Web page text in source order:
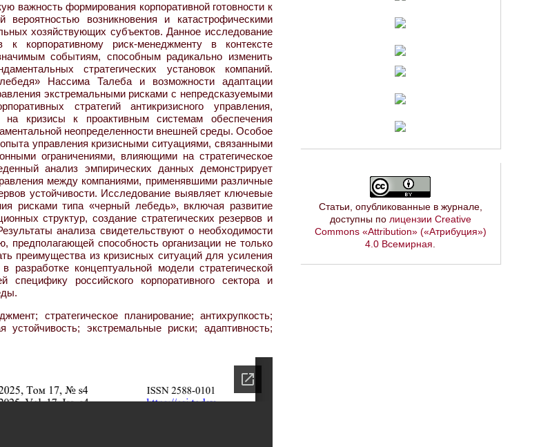
важность формирования корпоративной готовности к
возникновения и катастрофическими
хозяйствующих субъектов. Данное исследование
корпоративному риск-менеджменту в контексте
событиям, способным радикально изменить
стратегических установок компаний.
Нассима Талеба и возможности адаптации
экстремальными рисками с непредсказуемыми
стратегий антикризисного управления,
кризисы к проактивным системам обеспечения
неопределенности внешней среды. Особое
управления кризисными ситуациями, связанными
ограничениями, влияющими на стратегическое
анализ эмпирических данных демонстрирует
между компаниями, применявшими различные
устойчивости. Исследование выявляет ключевые
рисками типа «черный лебедь», включая развитие
структур, создание стратегических резервов и
анализа свидетельствуют о необходимости
предполагающей способность организации не только
преимущества из кризисных ситуаций для усиления
концептуальной модели стратегической
российского корпоративного сектора и
стратегическое планирование; антихрупкость;
устойчивость; экстремальные риски; адаптивность;
Статьи, опубликованные в журнале,
доступны по лицензии Creative
Commons «Attribution» («Атрибуция»)
4.0 Всемирная